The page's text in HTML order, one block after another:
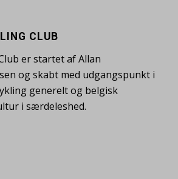
CLUB
er startet af Allan
og skabt med udgangspunkt i
generelt og belgisk
i særdeleshed.